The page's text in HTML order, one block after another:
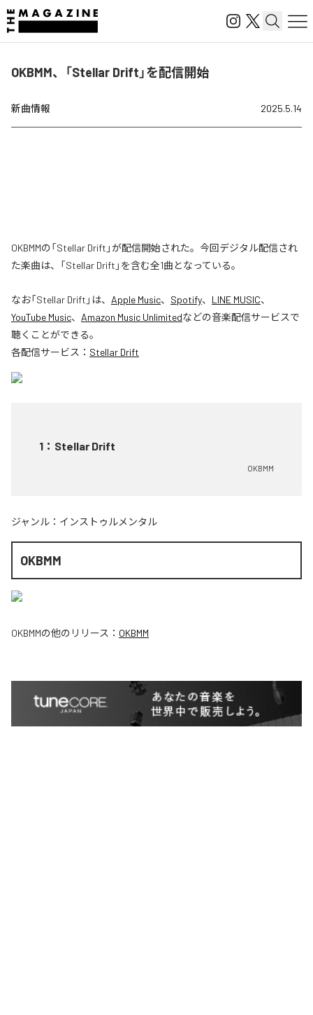
OKBMM、「Stellar Drift」を配信開始
新曲情報 2025.5.14
OKBMMの「Stellar Drift」が配信開始された。今回デジタル配信され
た楽曲は、「Stellar Drift」を含む全1曲となっている。
なお「Stellar Drift 」は、 Apple Music、 Spotify、 LINE MUSIC、
YouTube Music、 Amazon Music Unlimitedなどの音楽配信サービスで
聴くことができる。
各配信サービス： Stellar Drift
1 ： Stellar Drift
OKBMM
ジャンル： インストゥルメンタル
OKBMM
OKBMMの他のリリース： OKBMM